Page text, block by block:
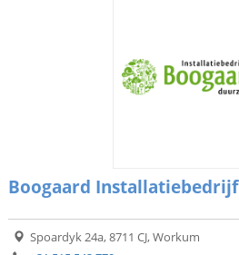
Boogaard Installatiebedrijf
Spoardyk 24a, 8711 CJ, Workum